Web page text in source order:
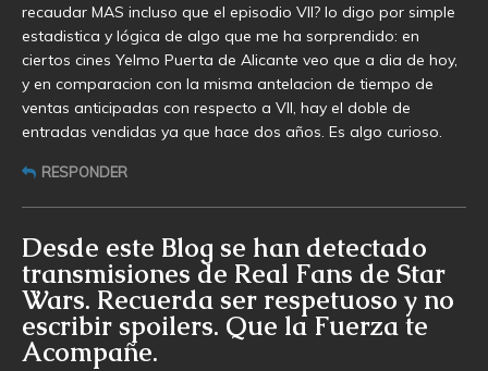
recaudar MAS incluso que el episodio VII? lo digo por simple
estadistica y lógica de algo que me ha sorprendido: en
ciertos cines Yelmo Puerta de Alicante veo que a dia de hoy,
y en comparacion con la misma antelacion de tiempo de
ventas anticipadas con respecto a VII, hay el doble de
entradas vendidas ya que hace dos años. Es algo curioso.
RESPONDER
Desde este Blog se han detectado
transmisiones de Real Fans de Star
Wars. Recuerda ser respetuoso y no
escribir spoilers. Que la Fuerza te
Acompañe.